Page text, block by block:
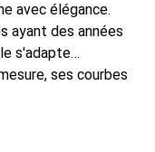
avec élégance.
ayant des années
s'adapte
ses courbes
pour votre